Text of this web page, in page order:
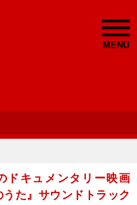
MENU
ドキュメンタリー映画
うた』サウンドトラック